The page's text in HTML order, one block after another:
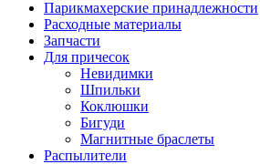
Парикмахерские принадлежности
Расходные материалы
Запчасти
Для причесок
Невидимки
Шпильки
Коклюшки
Бигуди
Магнитные браслеты
Распылители